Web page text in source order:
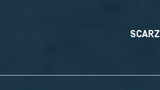
SCARZ